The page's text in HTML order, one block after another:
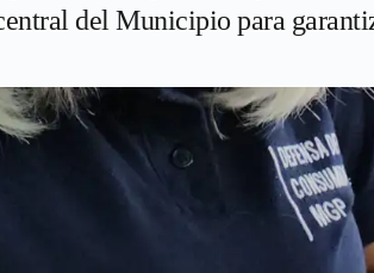
del Municipio para